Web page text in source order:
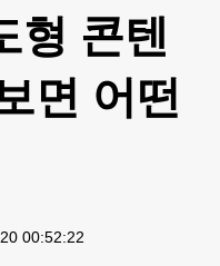
형 콘텐
면 어떤
00:52:22